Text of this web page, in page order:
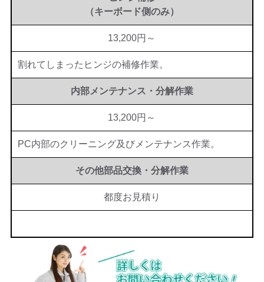
（キーボード側のみ）
13,200円～
割れてしまったヒンジの補修作業。
内部メンテナンス・分解作業
13,200円～
PC内部のクリーニング及びメンテナンス作業。
その他部品交換・分解作業
都度お見積り